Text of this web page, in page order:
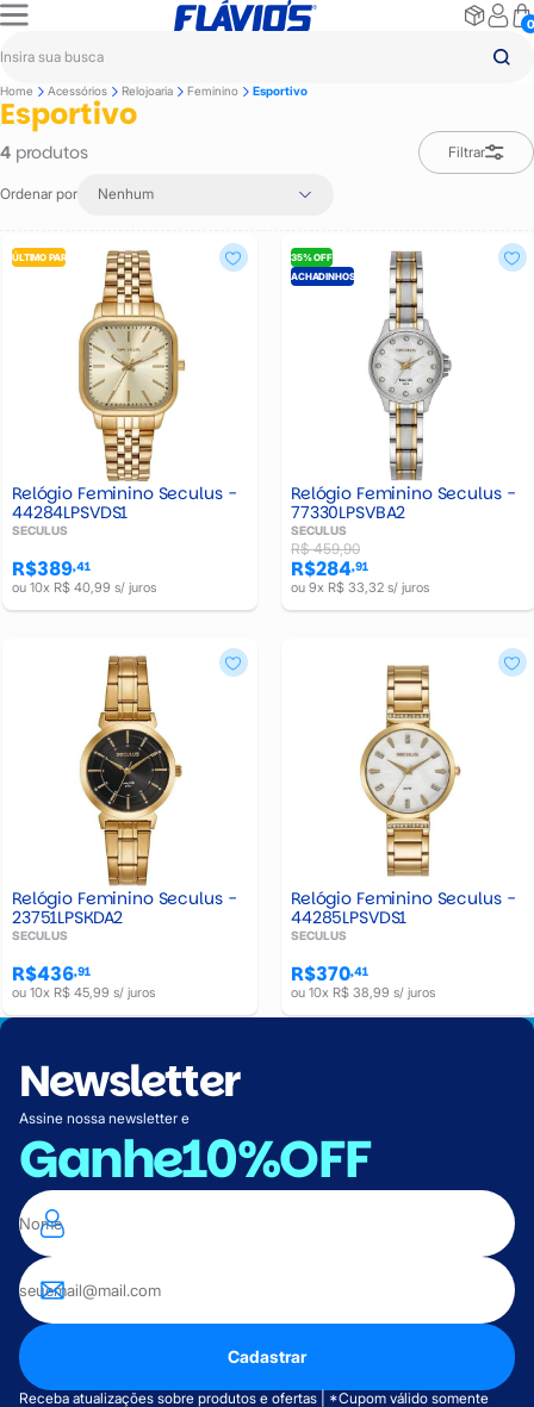
0
Home Acessórios Relojoaria Feminino Esportivo
Esportivo
4produtos Filtrar
Ordenar por Nenhum
ÚLTIMO PAR
Relógio Feminino Seculus -
44284LPSVDS1
SECULUS
R$389,41
ou 10x R$ 40,99 s/ juros
35% OFF
ACHADINHOS
Relógio Feminino Seculus -
77330LPSVBA2
SECULUS
R$ 459,90
R$284,91
ou 9x R$ 33,32 s/ juros
Relógio Feminino Seculus -
23751LPSKDA2
SECULUS
R$436,91
ou 10x R$ 45,99 s/ juros
Relógio Feminino Seculus -
44285LPSVDS1
SECULUS
R$370,41
ou 10x R$ 38,99 s/ juros
Newsletter
Assine nossa newsletter e
Ganhe10%OFF
Cadastrar
Receba atualizações sobre produtos e ofertas | *Cupom válido somente